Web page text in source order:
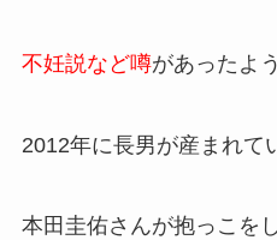
不妊説など噂があったよ
2012年に長男が産まれて
本田圭佑さんが抱っこを